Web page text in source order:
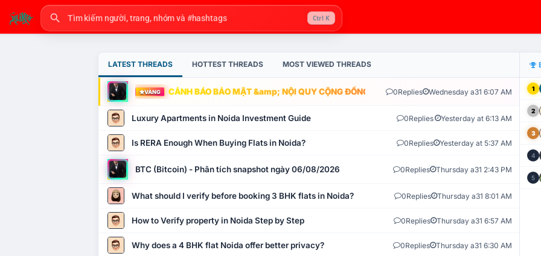
Ctrl K
LATEST THREADS HOTTEST THREADS MOST VIEWED THREADS
VÀNG CẢNH BÁO BẢO MẬT &amp; NỘI QUY CỘNG ĐỒNG VLIKE.VN: HỆ THỐNG GIÁM SÁT TỰ
0Replies Wednesday a31 6:07 AM
Luxury Apartments in Noida Investment Guide 0Replies Yesterday at 6:13 AM
Is RERA Enough When Buying Flats in Noida? 0Replies Yesterday at 5:37 AM
BTC (Bitcoin) - Phân tích snapshot ngày 06/08/2026 0Replies Thursday a31 2:43 PM
What should I verify before booking 3 BHK flats in Noida? 0Replies Thursday a31 8:01 AM
How to Verify property in Noida Step by Step 0Replies Thursday a31 6:57 AM
Why does a 4 BHK flat Noida offer better privacy? 0Replies Thursday a31 6:30 AM
1
2
3
4
5